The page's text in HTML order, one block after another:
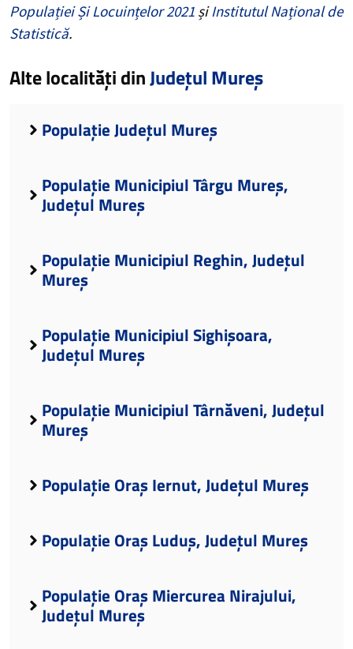
Populației Și Locuințelor 2021 șiInstitutul Național de
Statistică.
Alte localități dinJudețul Mureș
Populație Județul Mureș
Populație Municipiul Târgu Mureș,
Județul Mureș
Populație Municipiul Reghin, Județul
Mureș
Populație Municipiul Sighișoara,
Județul Mureș
Populație Municipiul Târnăveni, Județul
Mureș
Populație Oraș Iernut, Județul Mureș
Populație Oraș Luduș, Județul Mureș
Populație Oraș Miercurea Nirajului,
Județul Mureș